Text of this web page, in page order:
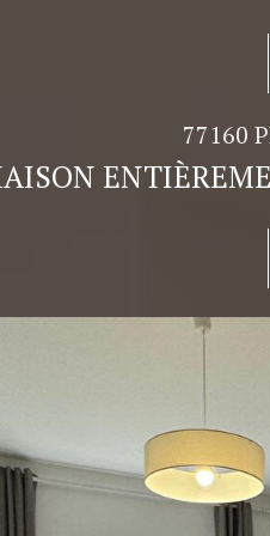
77160